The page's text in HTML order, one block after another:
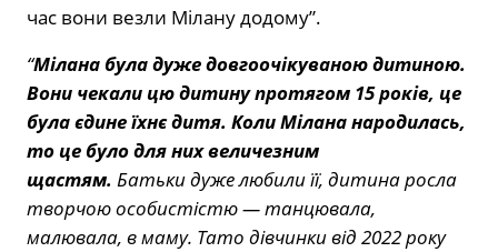
час вони везли Мілану додому”.
“Мілана була дуже довгоочікуваною дитиною.
Вони чекали цю дитину протягом 15 років, це
була єдине їхнє дитя. Коли Мілана народилась,
то це було для них величезним
щастям. Батьки дуже любили її, дитина росла
творчою особистістю — танцювала,
малювала, в маму. Тато дівчинки від 2022 року